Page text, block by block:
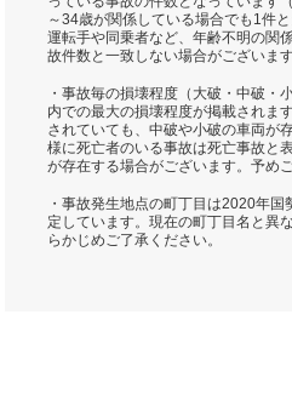
～34歳が関係している場合でも1件
運転手や同乗者など、年齢不明の関
故件数と一致しない場合がございま
・事故毎の損壊程度（大破・中破・
内での最大の損壊程度が掲載されま
されていても、中破や小破の車両が
様に死亡者のいる事故は死亡事故と
が存在する場合がございます。予め
・事故発生地点の町丁目は2020年
定しています。現在の町丁目名と異
らかじめご了承ください。